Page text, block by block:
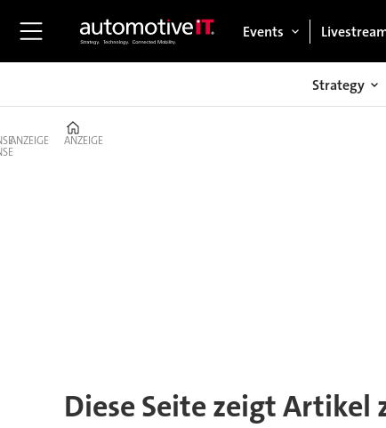
Events
Strategy
ANZEIGE ANZEIGE
Diese Seite zeigt Artikel